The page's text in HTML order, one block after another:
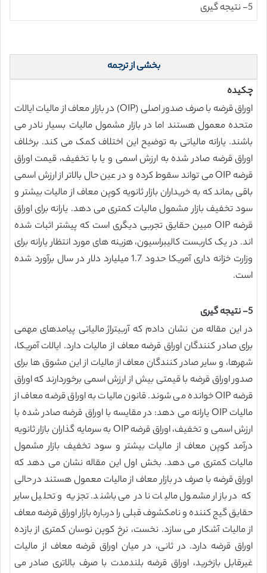
5- نتیجه گیری
بخشی از ترجمه
چکیده
اوراق قرضه با صرف صدور اصلی (OIP) در بازار معاف از مالیات ایالات
متحده معمول هستند اما در بازار مشمول مالیات بسیار نادر می
باشند. یارانه مالیاتی به توضیح این اختلاف کمک می کند. برخلاف
اوراق قرضه صادر شده به ارزش اسمی و یا با تخفیف، قیمت اوراق
قرضه OIP می تواند سقوط کرده و در عین حال بالاتر از ارزش اسمی
باقی بماند که به خریداران بازار ثانویه کوپن معاف از مالیات بیشتر و
سود تخفیف بازار مشمول مالیات کمتری می دهد. یارانه برای اوراق
قرضه OIP مبین حقایق تجربی دیگری است که پیشتر اثبات شده
اند. در یک کاربست کالیبراسیون، هزینه های مورد انتظار یارانه برای
وزارت خزانه داری آمریکا حدود 1.7 میلیارد دلار در سال برآورد شده
است.
5- نتیجه گیری
در این مقاله من نشان دادم که آربیتراژ مالیاتی پیامدهای مهمی
برای صادر کنندگان اوراق قرضه معاف از مالیات دارد. ایالات آمریکا،
شهرها، و سایر صادر کنندگان معاف از مالیات از این مشوق ها برای
صدور اوراق قرضه با قیمتی بیش از ارزش اسمی برخوردارند که اوراق
قرضه OIP خوانده می شوند. قانون مالیات به اوراق قرضه معاف از
مالیات OIP یارانه می دهد: در مقایسه با اوراق قرضه صادر شده با
ارزش اسمی و تخفیف، اوراق قرضه OIP به سرمایه گذاران بازار ثانویه
درآمد کوپن معاف از مالیات بیشتر و سود تخفیف بازار مشمول
مالیات کمتری می دهد. بخش اول این مقاله نشان می دهد که
اوراق قرضه با صرف در بازار معاف از مالیات معمول هستند در حالی
که در بازار مشمول مالیات نادر می باشند. تجزیه و تحلیل سایر
حقایق گیج کننده و نامکشوف قبلی را درباره بازار اوراق قرضه معاف
از مالیات آشکار می سازد. نخست، نرخ کوپن نوسان کمتری از بازده
اوراق قرضه دارد. در ثانی، در میان اوراق قرضه معاف از مالیات
غیرقابل بازخرید، اوراق قرضه بلندمدت با صرف بالاتری صادر می